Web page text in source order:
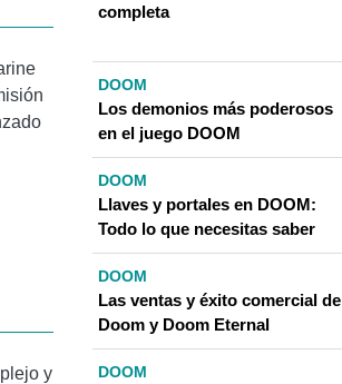
y
completa
DOOM
Los demonios más poderosos
en el juego DOOM
DOOM
Llaves y portales en DOOM:
Todo lo que necesitas saber
DOOM
Las ventas y éxito comercial de
Doom y Doom Eternal
DOOM